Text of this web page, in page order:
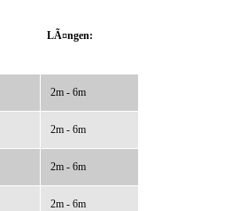
LÃ¤ngen:
2m - 6m
2m - 6m
2m - 6m
2m - 6m